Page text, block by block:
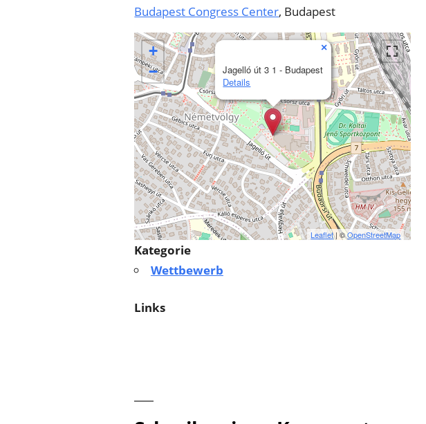
Budapest Congress Center, Budapest
Jagelló út 3 1 - Budapest
Details
×
+
−
Leaflet| ©OpenStreetMap
Kategorie
Wettbewerb
Links